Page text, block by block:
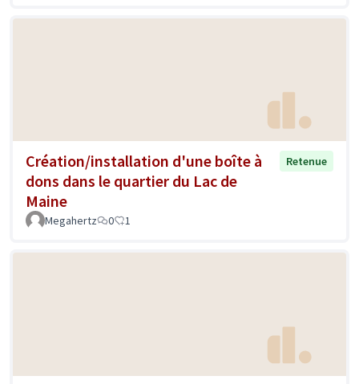
Création/installation d'une boîte à
dons dans le quartier du Lac de
Maine
Retenue
Megahertz 0 1